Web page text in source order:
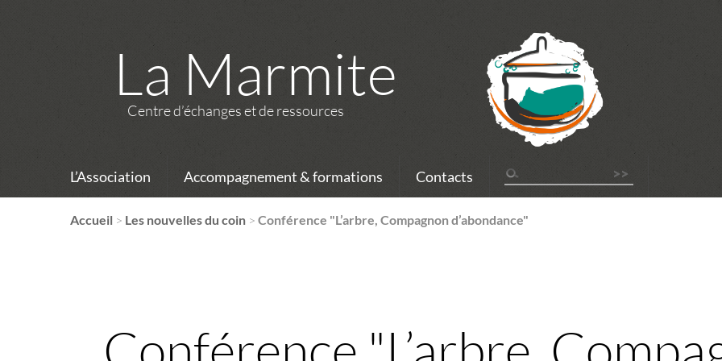
La Marmite
Centre d’échanges et de ressources
L’Association Accompagnement & formations Contacts
Accueil > Les nouvelles du coin >Conférence "L’arbre, Compagnon d’abondance"